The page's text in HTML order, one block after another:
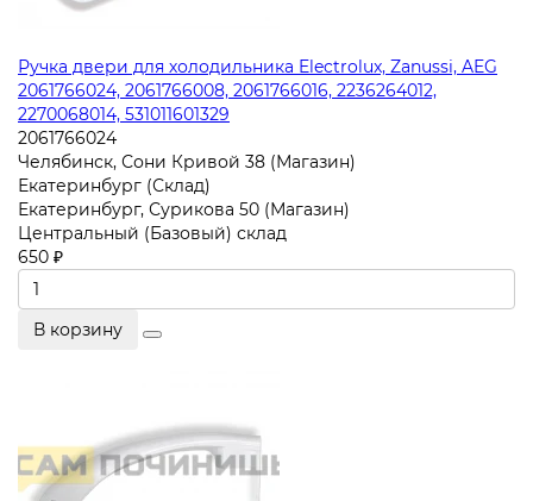
Ручка двери для холодильника Electrolux, Zanussi, AEG
2061766024, 2061766008, 2061766016, 2236264012,
2270068014, 531011601329
2061766024
Челябинск, Сони Кривой 38 (Магазин)
Екатеринбург (Склад)
Екатеринбург, Сурикова 50 (Магазин)
Центральный (Базовый) склад
650 ₽
В корзину